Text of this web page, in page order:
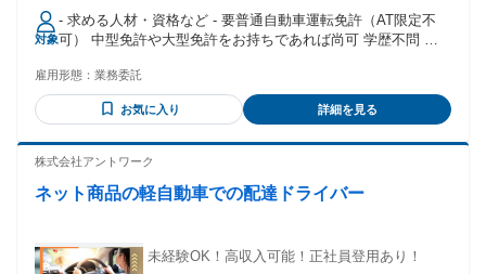
ご応募を心からお待ちしていおります！
場合…35円×400km＝14,000円★月15日以上出勤者はベースア
ップ有り！＜月収例＞1ヶ月の移動距離合計7,000kmで
269,500円（税込み）をお支払いします！
対象
- 求める人材・資格など - 要普通自動車運転免許（AT限定不
可） 中型免許や大型免許をお持ちであれば尚可 学歴不問 経
迎 ＊未経験OK ＊車の運転が好きな方 ＊安全運転に自信があ
る方（これまで無事故無違反の方）
雇用形態： 業務委託
お気に入り 詳細を見る
株式会社アントワーク
ネット商品の軽自動車での配達ドライバー
未経験OK！高収入可能！正社員登用あり！